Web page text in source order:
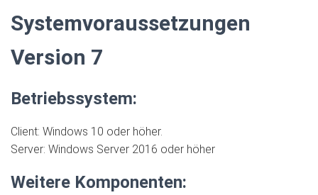
Systemvoraussetzungen
Version 7
Betriebssystem:
Client: Windows 10 oder höher.
Server: Windows Server 2016 oder höher
Weitere Komponenten: